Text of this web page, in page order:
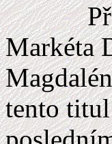
Markéta
tento titul